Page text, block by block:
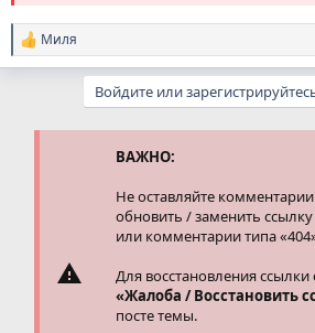
Р
е
Миля
Войдите или
ВАЖНО:
Не оставляйте
обновить / заменить
или комментарии типа
Для восстановления ссылки
«Жалоба / Восстановить
посте темы.